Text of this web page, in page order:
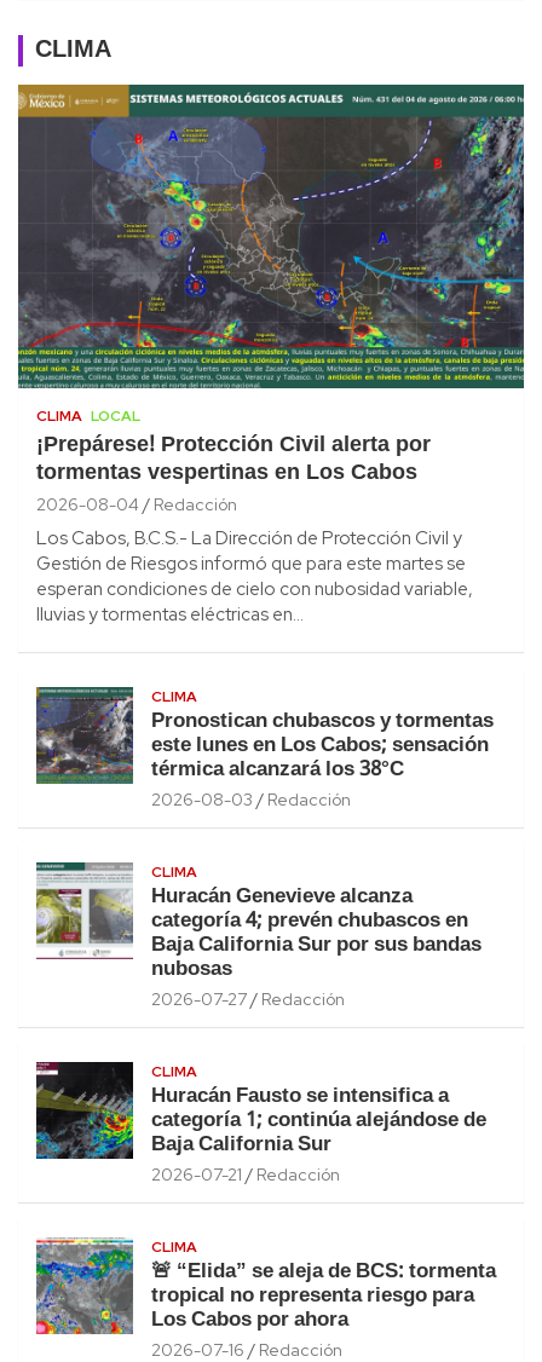
CLIMA
CLIMA LOCAL
¡Prepárese! Protección Civil alerta por
tormentas vespertinas en Los Cabos
2026-08-04 Redacción
Los Cabos, B.C.S.- La Dirección de Protección Civil y
Gestión de Riesgos informó que para este martes se
esperan condiciones de cielo con nubosidad variable,
lluvias y tormentas eléctricas en…
CLIMA
Pronostican chubascos y tormentas
este lunes en Los Cabos; sensación
térmica alcanzará los 38°C
2026-08-03 Redacción
CLIMA
Huracán Genevieve alcanza
categoría 4; prevén chubascos en
Baja California Sur por sus bandas
nubosas
2026-07-27 Redacción
CLIMA
Huracán Fausto se intensifica a
categoría 1; continúa alejándose de
Baja California Sur
2026-07-21 Redacción
CLIMA
🚨 “Elida” se aleja de BCS: tormenta
tropical no representa riesgo para
Los Cabos por ahora
2026-07-16 Redacción